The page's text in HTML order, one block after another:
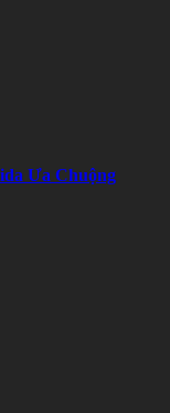
Ưa Chuộng